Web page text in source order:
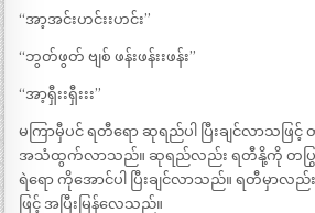
“အာ့အင်းဟင်းးဟင်း”
“ဘွတ်ဖွတ် ဗျစ် ဖန်းဖန်းးဖန်း”
“အာ့ရှီးးရှီးးး”
မကြာမှီပင် ရတီရော ဆုရည်ပါ ပြီးချင်လာသဖြ
အသံထွက်လာသည်။ ဆုရည်လည်း ရတီနို့ကို တပ
ရဲရော ကိုအောင်ပါ ပြီးချင်လာသည်။ ရတီမှာ
ဖြင့် အပြီးမြန်လေသည်။